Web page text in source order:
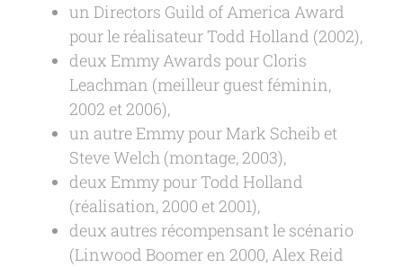
un Directors Guild of America Award
pour le réalisateur Todd Holland (2002),
deux Emmy Awards pour Cloris
Leachman (meilleur guest féminin,
2002 et 2006),
un autre Emmy pour Mark Scheib et
Steve Welch (montage, 2003),
deux Emmy pour Todd Holland
(réalisation, 2000 et 2001),
deux autres récompensant le scénario
(Linwood Boomer en 2000, Alex Reid